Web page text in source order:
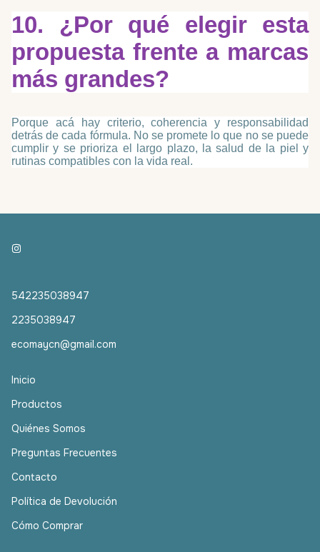
10. ¿Por qué elegir esta
propuesta frente a marcas
más grandes?
Porque acá hay criterio, coherencia y responsabilidad
detrás de cada fórmula. No se promete lo que no se puede
cumplir y se prioriza el largo plazo, la salud de la piel y
rutinas compatibles con la vida real.
542235038947
2235038947
ecomaycn@gmail.com
Inicio
Productos
Quiénes Somos
Preguntas Frecuentes
Contacto
Política de Devolución
Cómo Comprar